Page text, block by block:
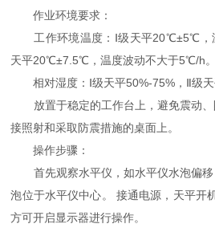
作业环境要求：
工作环境温度：Ⅰ级天平20℃±5℃，
天平20℃±7.5℃，温度波动不大于5℃/h。
相对湿度：Ⅰ级天平50%-75%，Ⅱ级天
放置于稳定的工作台上，避免震动、
接照射和采取防震措施的桌面上。
操作步骤：
首先观察水平仪，如水平仪水泡偏移
泡位于水平仪中心。 接通电源，天平开
方可开启显示器进行操作。